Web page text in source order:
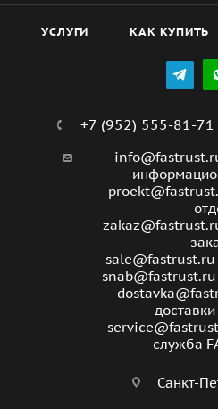
который обеспечивает
эффективное выполнение
работать с большим
также имеет встроенную
данными и обеспечивает
информации. Кроме того,
различные языки
универсальным
различных типов веб-
PHP-MWB PHP-1000-MWB -
устройство для создания
сайтов на языке
обеспечивает высокую
гибкость, а также позволяет
и обеспечивает
УСЛУГИ КАК КУПИТЬ
+7 (952) 555-81-71
snab@fastrust.ru
служба
Санкт-